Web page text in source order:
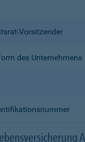
Vorsitzender
des Unternehmens